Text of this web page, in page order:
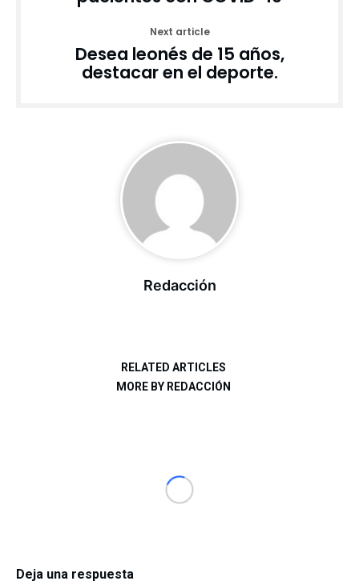
Next article
Desea leonés de 15 años,
destacar en el deporte.
Redacción
RELATED ARTICLES
MORE BY REDACCIÓN
Deja una respuesta